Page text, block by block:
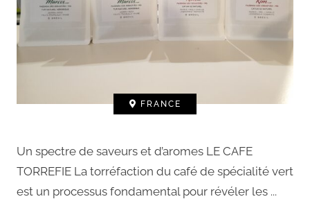
FRANCE
Un spectre de saveurs et d’aromes LE CAFE
TORREFIE La torréfaction du café de spécialité vert
est un processus fondamental pour révéler les ...